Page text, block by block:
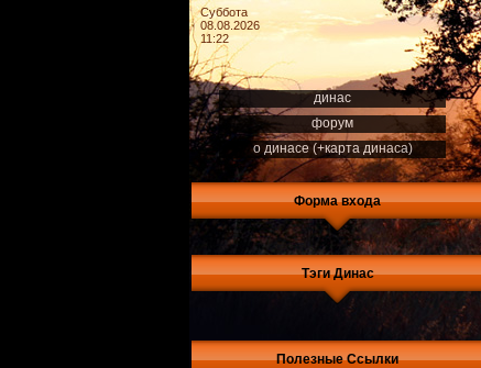
Суббота
08.08.2026
11:22
динас
форум
о динасе (+карта динаса)
Форма входа
Тэги Динас
Полезные Ссылки